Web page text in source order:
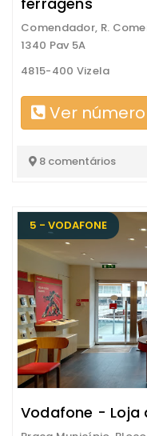
Comendador, R.
1340 Pav 5A
4815-400 Vizela
Ver
8 comentários
5 - VODAFONE
Vodafone - Loja